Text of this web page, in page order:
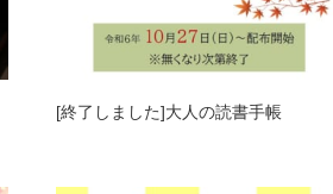
[終了しました]大人の読書手帳